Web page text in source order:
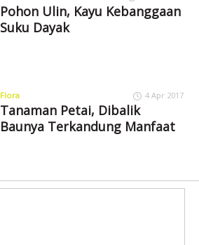
Pohon Ulin, Kayu Kebanggaan
Suku Dayak
Flora 4 Apr 2017
Tanaman Petai, Dibalik
Baunya Terkandung Manfaat